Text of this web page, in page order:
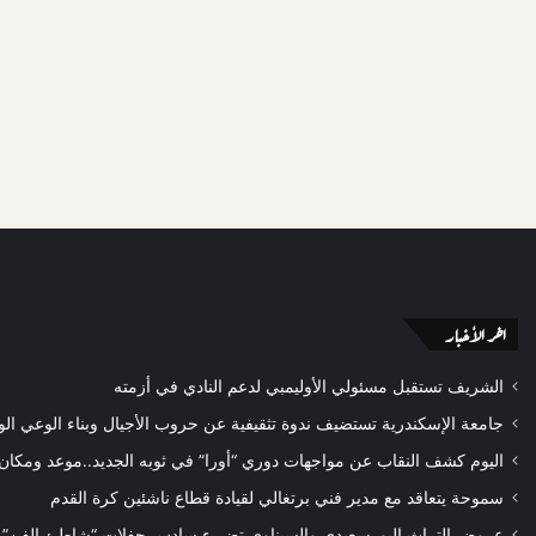
اخر الأخبار
الشريف تستقبل مسئولي الأوليمبي لدعم النادي في أزمته
جامعة الإسكندرية تستضيف ندوة تثقيفية عن حروب الأجيال وبناء الوعي
اليوم كشف النقاب عن مواجهات دوري “أورا” في ثوبه الجديد..موعد
سموحة يتعاقد مع مدير فني برتغالي لقيادة قطاع ناشئين كرة القدم